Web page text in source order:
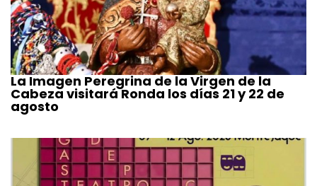
La Imagen Peregrina de la Virgen de la
Cabeza visitará Ronda los días 21 y 22 de
agosto